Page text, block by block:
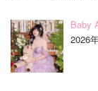
Baby
2026